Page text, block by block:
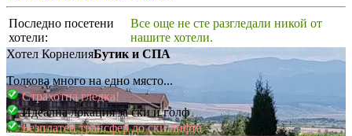
Последно посетени
хотели:
Все още не сте разгледали никой от
нашите хотели.
Хотел КорнелияБутик и СПА
Толкова много на едно място...
Страхотна гледка!
Идеална локация за ски и голф
Безплатен трансфер до ски лифта